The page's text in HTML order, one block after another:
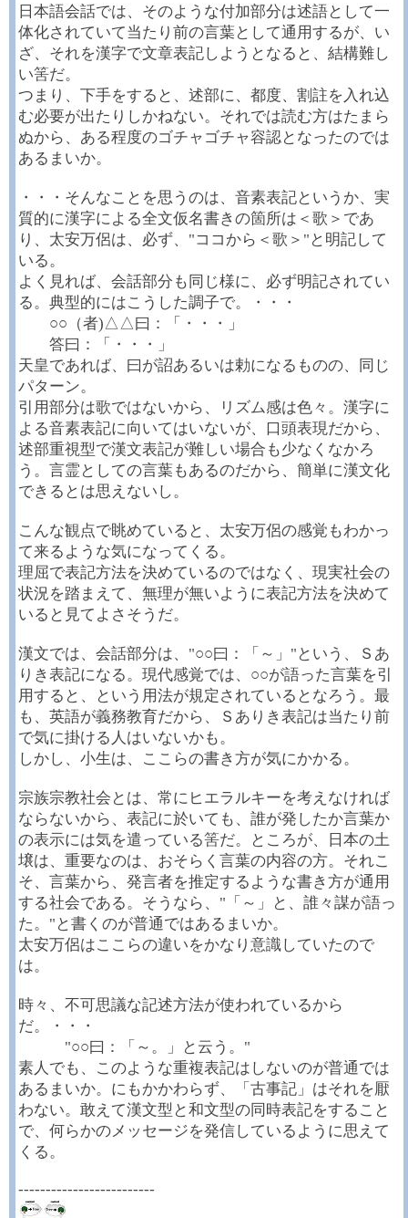
日本語会話では、そのような付加部分は述語として一
体化されていて当たり前の言葉として通用するが、い
ざ、それを漢字で文章表記しようとなると、結構難し
い筈だ。
つまり、下手をすると、述部に、都度、割註を入れ込
む必要が出たりしかねない。それでは読む方はたまら
ぬから、ある程度のゴチャゴチャ容認となったのでは
あるまいか。
・・・そんなことを思うのは、音素表記というか、実
質的に漢字による全文仮名書きの箇所は＜歌＞であ
り、太安万侶は、必ず、"ココから＜歌＞"と明記して
いる。
よく見れば、会話部分も同じ様に、必ず明記されてい
る。典型的にはこうした調子で。・・・
○○（者)△△曰：「・・・」
答曰：「・・・」
天皇であれば、曰が詔あるいは勅になるものの、同じ
パターン。
引用部分は歌ではないから、リズム感は色々。漢字に
よる音素表記に向いてはいないが、口頭表現だから、
述部重視型で漢文表記が難しい場合も少なくなかろ
う。言霊としての言葉もあるのだから、簡単に漢文化
できるとは思えないし。
こんな観点で眺めていると、太安万侶の感覚もわかっ
て来るような気になってくる。
理屈で表記方法を決めているのではなく、現実社会の
状況を踏まえて、無理が無いように表記方法を決めて
いると見てよさそうだ。
漢文では、会話部分は、"○○曰：「～」"という、Ｓあ
りき表記になる。現代感覚では、○○が語った言葉を引
用すると、という用法が規定されているとなろう。最
も、英語が義務教育だから、Ｓありき表記は当たり前
で気に掛ける人はいないかも。
しかし、小生は、ここらの書き方が気にかかる。
宗族宗教社会とは、常にヒエラルキーを考えなければ
ならないから、表記に於いても、誰が発したか言葉か
の表示には気を遣っている筈だ。ところが、日本の土
壌は、重要なのは、おそらく言葉の内容の方。それこ
そ、言葉から、発言者を推定するような書き方が通用
する社会である。そうなら、"「～」と、誰々謀が語っ
た。"と書くのが普通ではあるまいか。
太安万侶はここらの違いをかなり意識していたので
は。
時々、不可思議な記述方法が使われているから
だ。・・・
"○○曰：「～。」と云う。"
素人でも、このような重複表記はしないのが普通では
あるまいか。にもかかわらず、「古事記」はそれを厭
わない。敢えて漢文型と和文型の同時表記をすること
で、何らかのメッセージを発信しているように思えて
くる。
-------------------------